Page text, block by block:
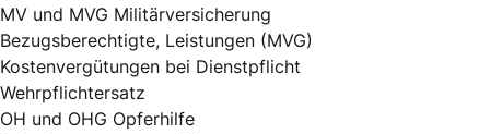
MV und MVG Militärversicherung
Bezugsberechtigte, Leistungen (MVG)
Kostenvergütungen bei Dienstpflicht
Wehrpflichtersatz
OH und OHG Opferhilfe